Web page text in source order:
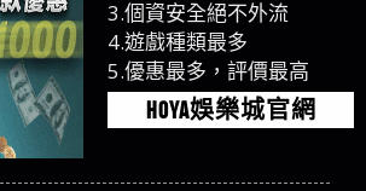
3.個資安全絕不外流
4.遊戲種類最多
5.優惠最多，評價最高
HOYA娛樂城官網